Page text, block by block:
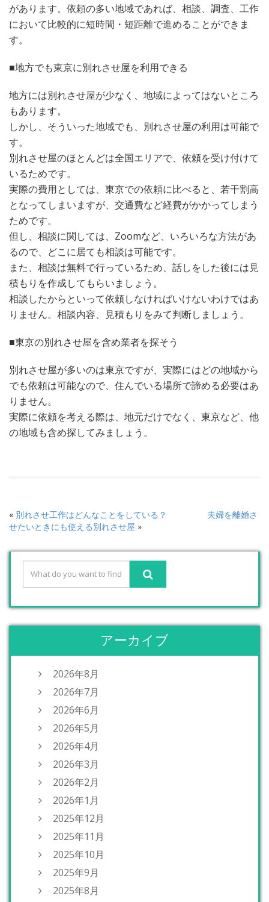
があります。依頼の多い地域であれば、相談、調査、工作
において比較的に短時間・短距離で進めることができま
す。
■地方でも東京に別れさせ屋を利用できる
地方には別れさせ屋が少なく、地域によってはないところ
もあります。
しかし、そういった地域でも、別れさせ屋の利用は可能で
す。
別れさせ屋のほとんどは全国エリアで、依頼を受け付けて
いるためです。
実際の費用としては、東京での依頼に比べると、若干割高
となってしまいますが、交通費など経費がかかってしまう
ためです。
但し、相談に関しては、Zoomなど、いろいろな方法があ
るので、どこに居ても相談は可能です。
また、相談は無料で行っているため、話しをした後には見
積もりを作成してもらいましょう。
相談したからといって依頼しなければいけないわけではあ
りません。相談内容、見積もりをみて判断しましょう。
■東京の別れさせ屋を含め業者を探そう
別れさせ屋が多いのは東京ですが、実際にはどの地域から
でも依頼は可能なので、住んでいる場所で諦める必要はあ
りません。
実際に依頼を考える際は、地元だけでなく、東京など、他
の地域も含め探してみましょう。
« 別れさせ工作はどんなことをしている？
夫婦を離婚さ
せたいときにも使える別れさせ屋 »
アーカイブ
2026年8月
2026年7月
2026年6月
2026年5月
2026年4月
2026年3月
2026年2月
2026年1月
2025年12月
2025年11月
2025年10月
2025年9月
2025年8月